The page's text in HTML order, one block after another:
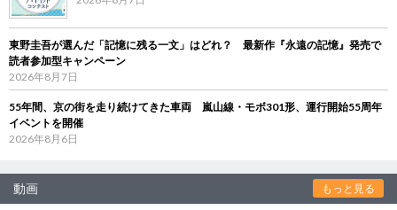
東野圭吾が選んだ「記憶に残る一文」はどれ？ 最新作『永遠の記憶』発売で
読者参加型キャンペーン
2026年8月7日
55年間、京の街を走り続けてきた車両 嵐山線・モボ301形、運行開始55周年
イベントを開催
2026年8月6日
動画 もっと見る